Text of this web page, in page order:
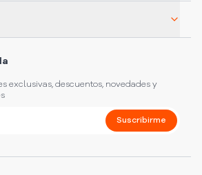
exclusivas, descuentos, novedades y
Suscribirme